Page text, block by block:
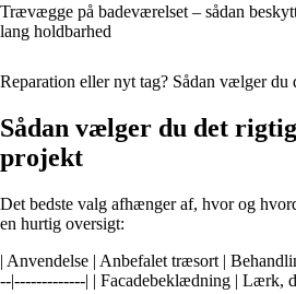
Trævægge på badeværelset – sådan
lang holdbarhed
Reparation eller nyt tag? Sådan vælger du
Sådan vælger du det
projekt
Det bedste valg afhænger af, hvor og
en hurtig oversigt:
| Anvendelse | Anbefalet træsort |
--|-------------| | Facadebeklædning | Lærk,